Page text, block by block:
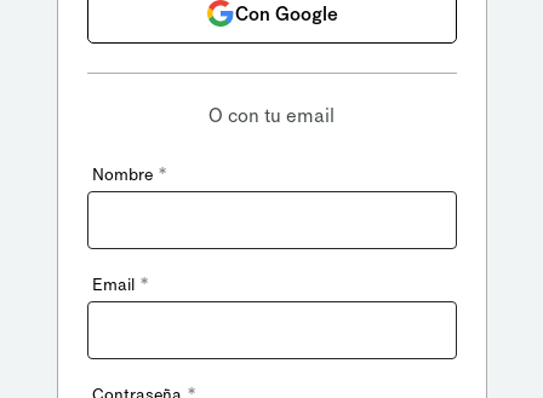
Con Google
O con tu email
Nombre *
Email *